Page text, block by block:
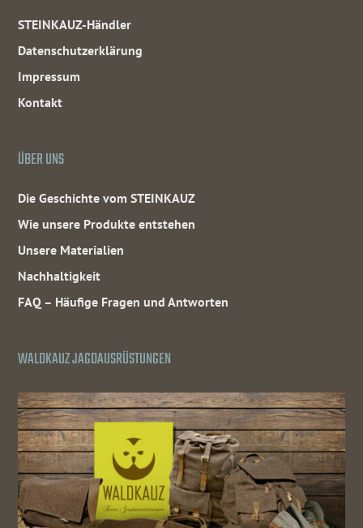
STEINKAUZ-Händler
Datenschutzerklärung
Impressum
Kontakt
ÜBER UNS
Die Geschichte vom STEINKAUZ
Wie unsere Produkte entstehen
Unsere Materialien
Nachhaltigkeit
FAQ – Häufige Fragen und Antworten
WALDKAUZ JAGDAUSRÜSTUNGEN